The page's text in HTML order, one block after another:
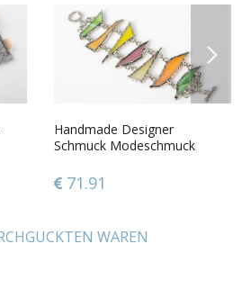
Handmade Designer
Schmuck Modeschmuck
aus buntem Glas
71.91
NEXT
WAREN